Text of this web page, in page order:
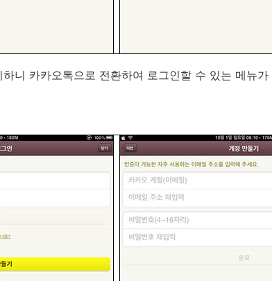
니 카카오톡으로 전환하여 로그인할 수 있는 메뉴가